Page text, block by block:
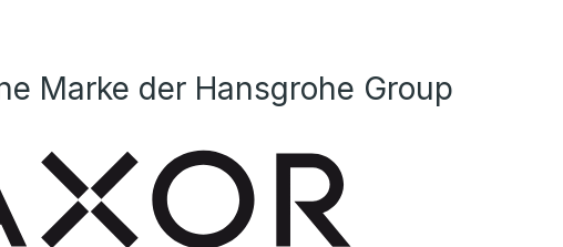
Marke der Hansgrohe Group